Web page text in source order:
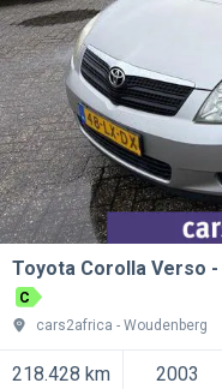
Toyota Corolla Verso
C
cars2africa
Woudenberg
218.428 km 2003